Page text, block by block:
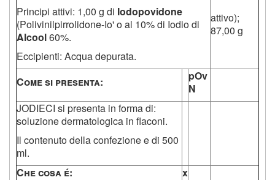
Principi attivi: 1,00 g di Iodopovidone
(Polivinilpirrolidone-Io' o al 10% di Iodio di
Alcool60%.
Eccipienti: Acqua depurata.
attivo);
87,00 g
Come si presenta:
pOv
N
JODIECI si presenta in forma di:
soluzione dermatologica in flaconi.
Il contenuto della confezione e di 500
ml.
Che cosa é:
x